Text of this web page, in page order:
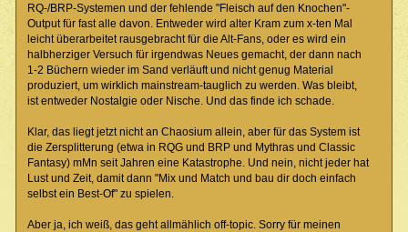
RQ-/BRP-Systemen und der fehlende "Fleisch auf den Knochen"-
Output für fast alle davon. Entweder wird alter Kram zum x-ten Mal
leicht überarbeitet rausgebracht für die Alt-Fans, oder es wird ein
halbherziger Versuch für irgendwas Neues gemacht, der dann nach
1-2 Büchern wieder im Sand verläuft und nicht genug Material
produziert, um wirklich mainstream-tauglich zu werden. Was bleibt,
ist entweder Nostalgie oder Nische. Und das finde ich schade.
Klar, das liegt jetzt nicht an Chaosium allein, aber für das System ist
die Zersplitterung (etwa in RQG und BRP und Mythras und Classic
Fantasy) mMn seit Jahren eine Katastrophe. Und nein, nicht jeder hat
Lust und Zeit, damit dann "Mix und Match und bau dir doch einfach
selbst ein Best-Of" zu spielen.
Aber ja, ich weiß, das geht allmählich off-topic. Sorry für meinen